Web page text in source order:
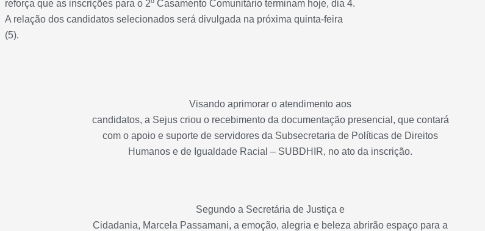
reforça que as inscrições para o 2º Casamento Comunitário terminam hoje, dia 4.
A relação dos candidatos selecionados será divulgada na próxima quinta-feira
(5).
Visando aprimorar o atendimento aos
candidatos, a Sejus criou o recebimento da documentação presencial, que contará
com o apoio e suporte de servidores da Subsecretaria de Políticas de Direitos
Humanos e de Igualdade Racial – SUBDHIR, no ato da inscrição.
Segundo a Secretária de Justiça e
Cidadania, Marcela Passamani, a emoção, alegria e beleza abrirão espaço para a